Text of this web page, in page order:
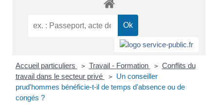
Accueil particuliers > Travail - Formation > Conflits du
travail dans le secteur privé
>
Un conseiller
prud'hommes bénéficie-t-il de temps d'absence ou de
congés ?